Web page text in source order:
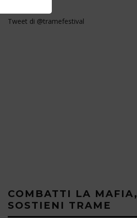
Tweet di @tramefestival
COMBATTI LA MAFIA,
SOSTIENI TRAME